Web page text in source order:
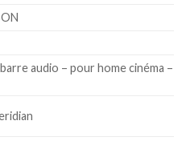
audio – pour home cinéma –